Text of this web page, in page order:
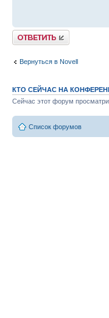
Ответить
Вернуться в Novell
КТО СЕЙЧАС НА
Сейчас этот форум
Список форумов